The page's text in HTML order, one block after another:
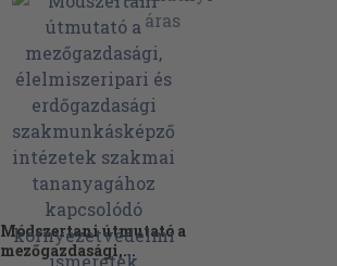
Módszertani útmutató a
mezőgazdasági,...